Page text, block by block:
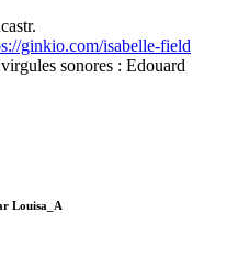
ginkio.com/isabelle-field
sonores : Edouard
Louisa_A